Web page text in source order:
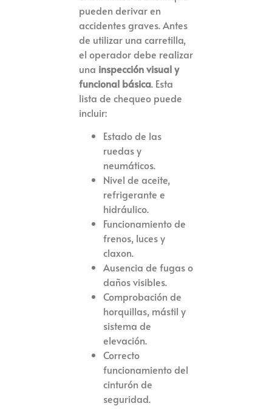
pueden derivar en
accidentes graves. Antes
de utilizar una carretilla,
el operador debe realizar
una inspección visual y
funcional básica. Esta
lista de chequeo puede
incluir:
Estado de las
ruedas y
neumáticos.
Nivel de aceite,
refrigerante e
hidráulico.
Funcionamiento de
frenos, luces y
claxon.
Ausencia de fugas o
daños visibles.
Comprobación de
horquillas, mástil y
sistema de
elevación.
Correcto
funcionamiento del
cinturón de
seguridad.